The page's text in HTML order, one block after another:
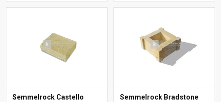
Semmelrock Castello
Semmelrock Bradstone